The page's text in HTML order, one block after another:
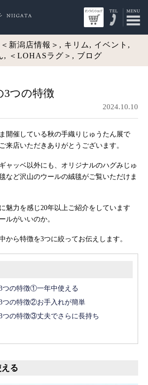
新潟店情報＞, キリム, イベント,
, ＜LOHASラグ＞, ブログ
3つの特徴
2024.10.10
開催している秋の手織りじゅうたん展で
来店いただきありがとうございます。
ャッベ以外にも、オリジナルのハグみじゅ
など沢山のウールの絨毯がご覧いただけま
魅力を感じ20年以上ご紹介をしています
ルがいいのか。
から特徴を3つに絞ってお伝えします。
つの特徴①一年中使える
つの特徴②お手入れが簡単
つの特徴③丈夫でさらに長持ち
る